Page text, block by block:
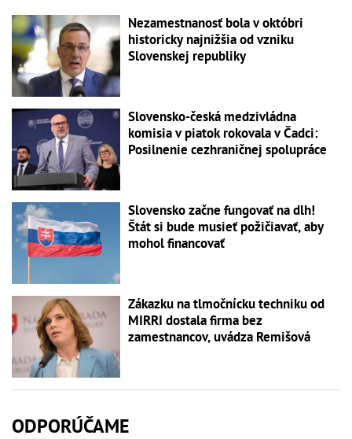
Nezamestnanosť bola v októbri
historicky najnižšia od vzniku
Slovenskej republiky
Slovensko-česká medzivládna
komisia v piatok rokovala v Čadci:
Posilnenie cezhraničnej spolupráce
Slovensko začne fungovať na dlh!
Štát si bude musieť požičiavať, aby
mohol financovať
Zákazku na tlmočnícku techniku od
MIRRI dostala firma bez
zamestnancov, uvádza Remišová
ODPORÚČAME